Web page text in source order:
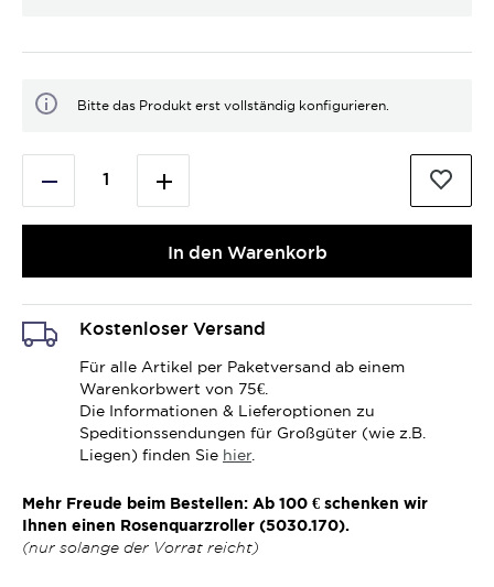
Bitte das Produkt erst vollständig konfigurieren.
In den Warenkorb
Kostenloser Versand
Für alle Artikel per Paketversand ab einem
Warenkorbwert von 75€.
Die Informationen & Lieferoptionen zu
Speditionssendungen für Großgüter (wie z.B.
Liegen) finden Sie hier.
Mehr Freude beim Bestellen: Ab 100 € schenken wir
Ihnen einen Rosenquarzroller (5030.170).
(nur solange der Vorrat reicht)